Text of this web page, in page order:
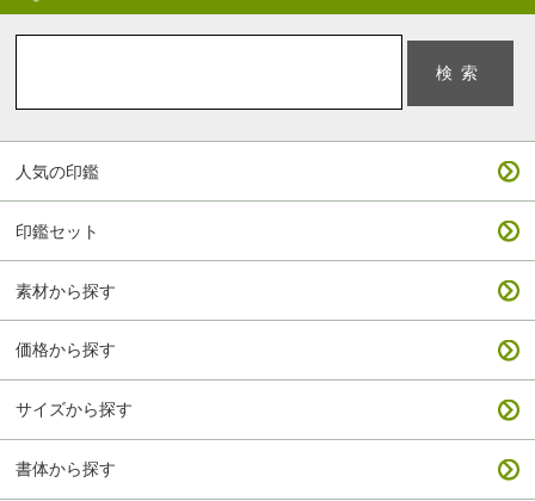
人気の印鑑
印鑑セット
素材から探す
価格から探す
サイズから探す
書体から探す